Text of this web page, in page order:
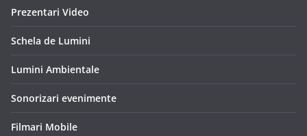
Prezentari Video
Schela de Lumini
Lumini Ambientale
Sonorizari evenimente
Filmari Mobile